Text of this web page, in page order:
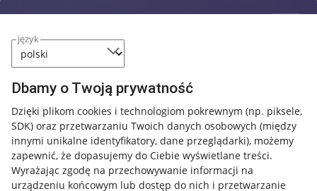
język
Dbamy o Twoją prywatność
Dzięki plikom cookies i technologiom pokrewnym (np. piksele,
SDK) oraz przetwarzaniu Twoich danych osobowych (między
innymi unikalne identyfikatory, dane przeglądarki), możemy
zapewnić, że dopasujemy do Ciebie wyświetlane treści.
Wyrażając zgodę na przechowywanie informacji na
urządzeniu końcowym lub dostęp do nich i przetwarzanie